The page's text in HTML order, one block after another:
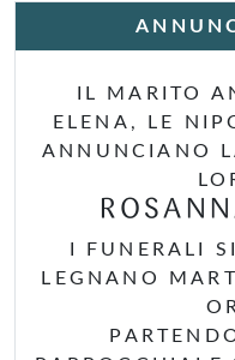
IL MARITO
ELENA, LE
ANNUNCIANO
I FUNERALI
LEGNANO